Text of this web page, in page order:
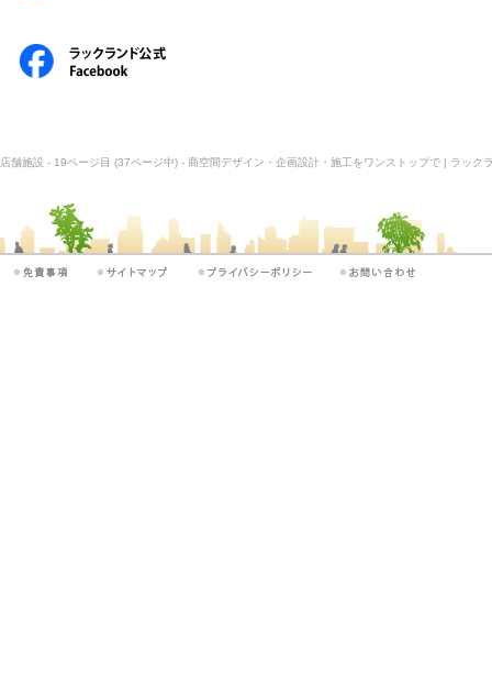
店舗施設 - 19ページ目 (37ページ中) - 商空間デザイン・企画設計・施工をワンストップで | ラック